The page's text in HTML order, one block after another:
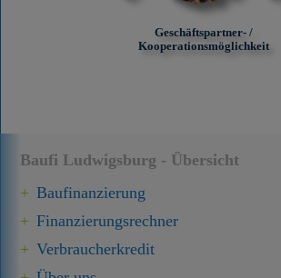
Baufi Ludwigsburg - Übersicht
Baufinanzierung
Finanzierungsrechner
Verbraucherkredit
Geschäftspartner- /
Kooperationsmöglichkeit